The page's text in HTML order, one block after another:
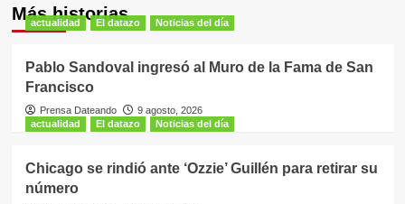
Más historias
actualidad El datazo Noticias del día
Pablo Sandoval ingresó al Muro de la Fama de San
Francisco
Prensa Dateando
9 agosto, 2026
actualidad
El datazo Noticias del día
Chicago se rindió ante ‘Ozzie’ Guillén para retirar su
número